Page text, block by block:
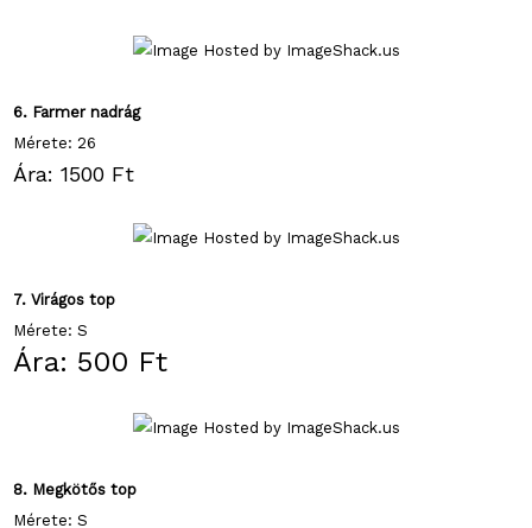
6. Farmer nadrág
Mérete: 26
Ára: 1500 Ft
7. Virágos top
Mérete: S
Ára: 500 Ft
8. Megkötős top
Mérete: S